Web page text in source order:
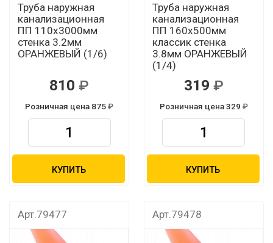
Труба наружная
канализационная
ПП 110х3000мм
стенка 3.2мм
ОРАНЖЕВЫЙ (1/6)
810
Розничная цена 875
КУПИТЬ
Труба наружная
канализационная
ПП 160х500мм
классик стенка
3.8мм ОРАНЖЕВЫЙ
(1/4)
319
Розничная цена 329
КУПИТЬ
Арт.79477 Арт.79478